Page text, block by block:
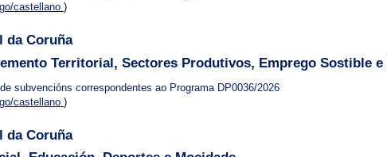
castellano )
da Coruña
Territorial, Sectores Produtivos, Emprego Sostible
subvencións correspondentes ao Programa DP0036/2026
castellano )
da Coruña